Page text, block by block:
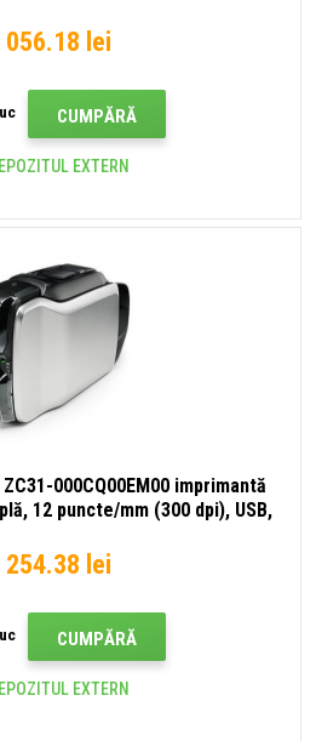
056.18 lei
CUMPĂRĂ
EXTERN
000CQ00EM00 imprimantă
12 puncte/mm (300 dpi), USB,
254.38 lei
CUMPĂRĂ
EXTERN